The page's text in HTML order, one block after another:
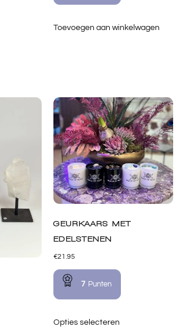
Toevoegen aan winkelwagen
GEURKAARS MET
EDELSTENEN
€21.95
7 Punten
Opties selecteren